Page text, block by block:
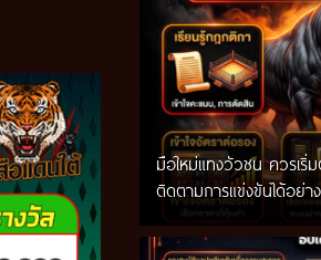
มือใหม่แทงวัวชน ควรเริ่ม
ติดตามการแข่งขันได้อย่